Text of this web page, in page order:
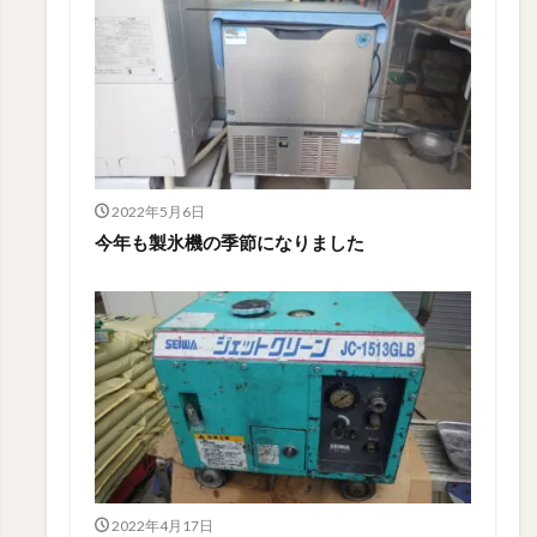
2022年5月6日
今年も製氷機の季節になりました
2022年4月17日